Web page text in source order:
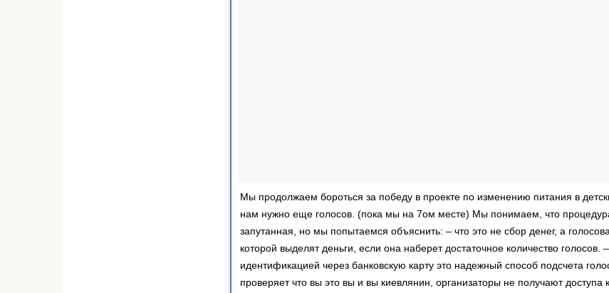
Мы продолжаем бороться за победу в проекте по изменению питания в
нам нужно еще голосов. (пока мы на 7ом месте) Мы понимаем, что
запутанная, но мы попытаемся объяснить: – что это не сбор денег, а
которой выделят деньги, если она наберет достаточное количество голосов.
идентификацией через банковскую карту это надежный способ подсчета
проверяет что вы это вы и вы киевлянин, организаторы не получают доступа